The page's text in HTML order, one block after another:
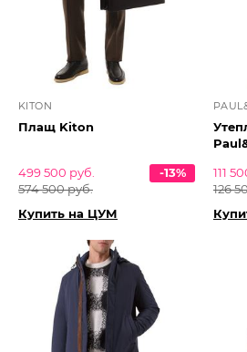
KITON
Плащ Kiton
499 500 руб.
574 500 руб.
-13%
Купить на ЦУМ
111
126